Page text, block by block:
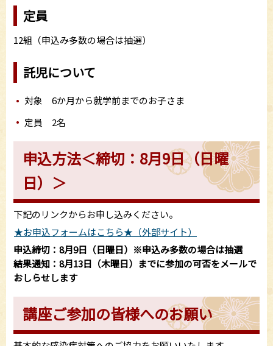
定員
12組（申込み多数の場合は抽選）
託児について
対象 6か月から就学前までのお子さま
定員 2名
申込方法＜締切：8月9日（日曜
日）＞
下記のリンクからお申し込みください。
★お申込フォームはこちら★（外部サイト）
申込締切：8月9日（日曜日）※申込み多数の場合は抽選
結果通知：8月13日（木曜日）までに参加の可否をメールで
おしらせします
講座ご参加の皆様へのお願い